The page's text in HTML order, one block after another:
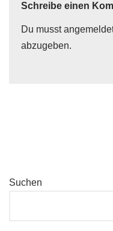
Schreibe einen
Du musst
abzugeben.
Suchen